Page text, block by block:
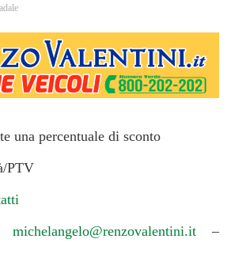
una percentuale di sconto
PTV
michelangelo@renzovalentini.it –